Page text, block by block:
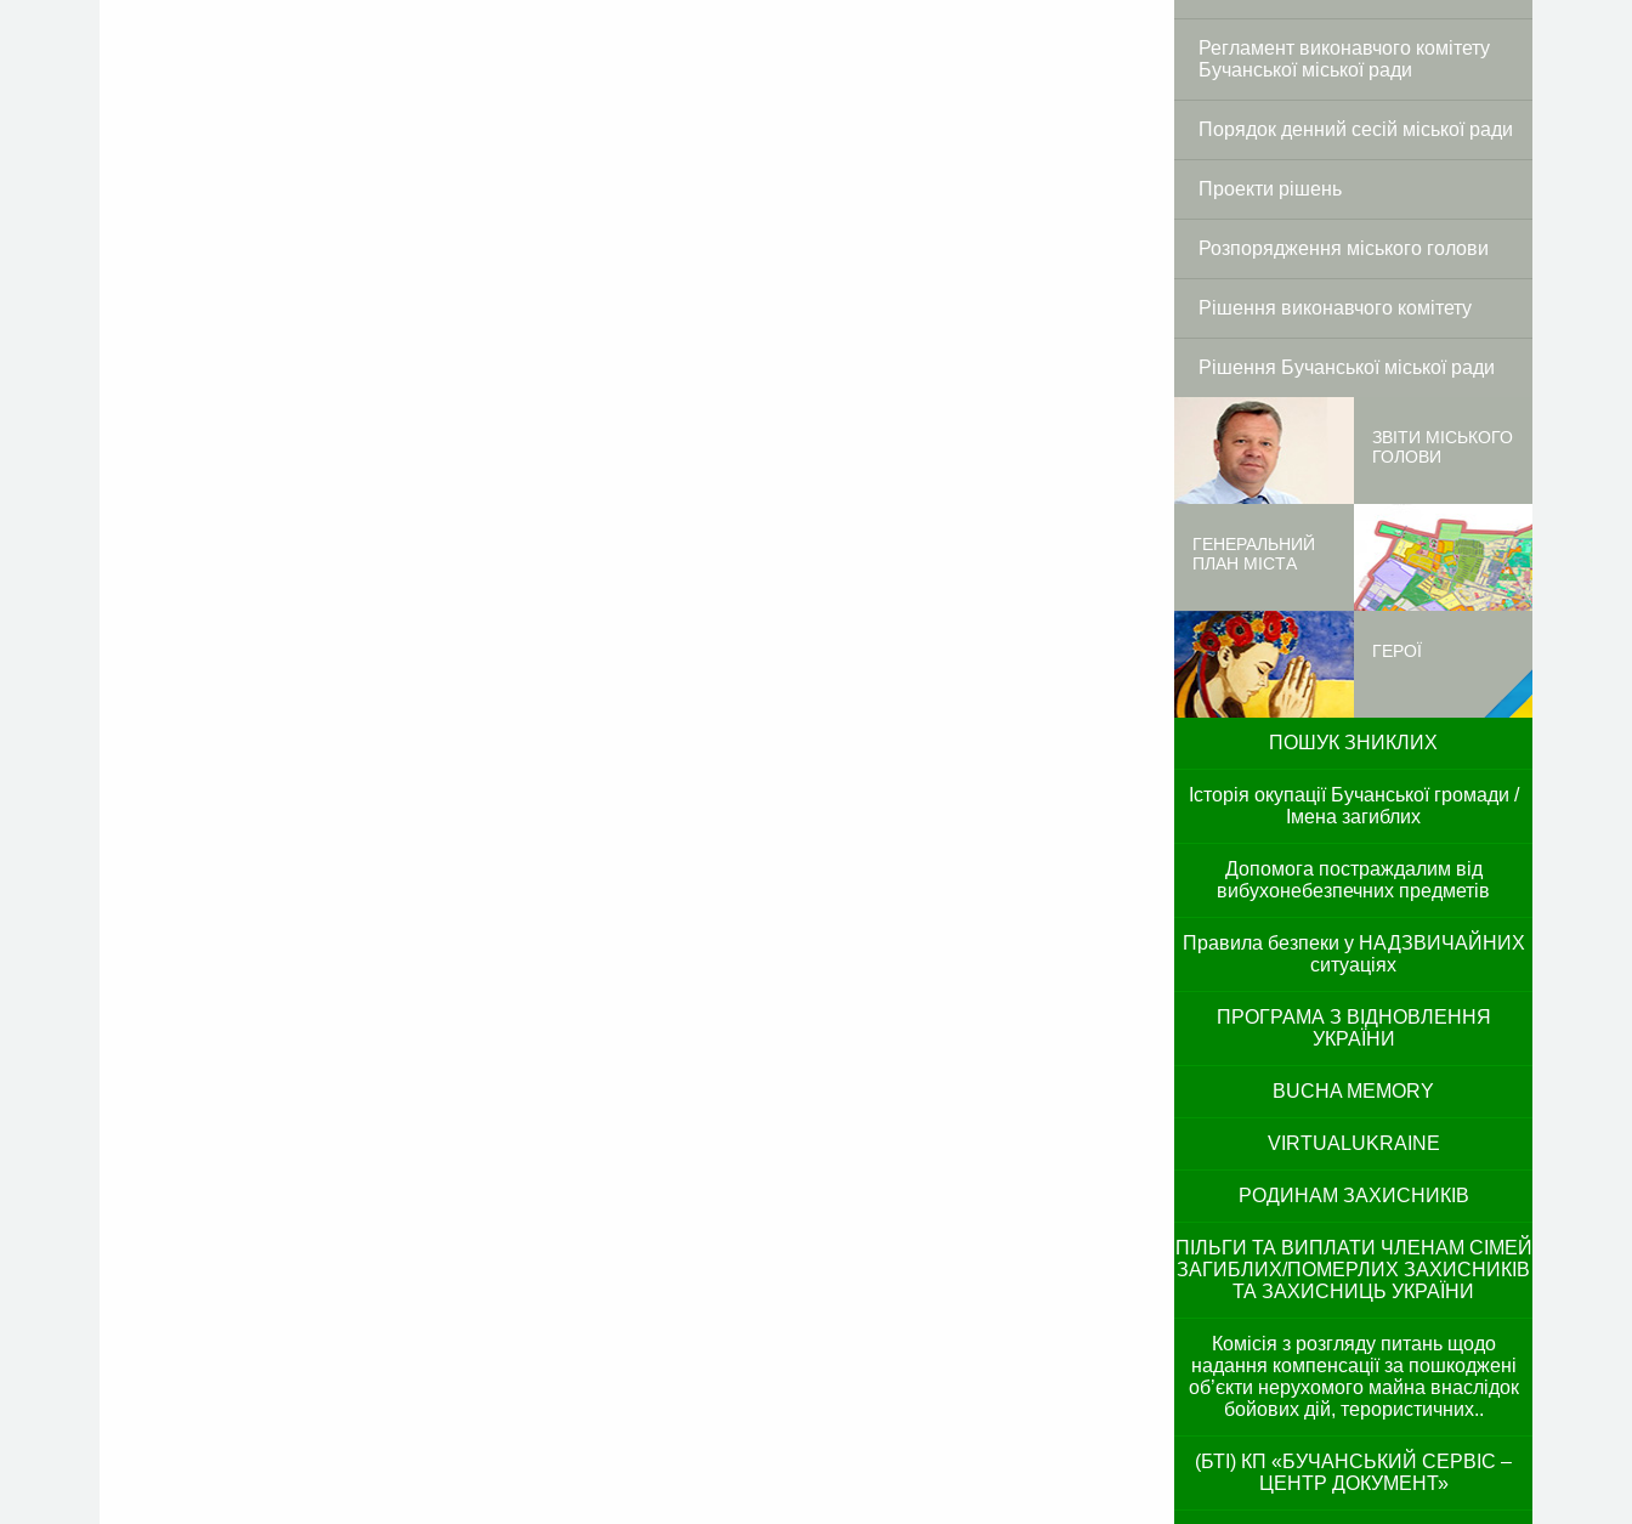
Регламент виконавчого комітету
Бучанської міської ради
Порядок денний сесій міської ради
Проекти рішень
Розпорядження міського голови
Рішення виконавчого комітету
Рішення Бучанської міської ради
ЗВІТИ МІСЬКОГО
ГОЛОВИ
ГЕНЕРАЛЬНИЙ
ПЛАН МІСТА
ГЕРОЇ
ПОШУК ЗНИКЛИХ
Історія окупації Бучанської громади /
Імена загиблих
Допомога постраждалим від
вибухонебезпечних предметів
Правила безпеки у НАДЗВИЧАЙНИХ
ситуаціях
ПРОГРАМА З ВІДНОВЛЕННЯ
УКРАЇНИ
BUCHA MEMORY
VIRTUALUKRAINE
РОДИНАМ ЗАХИСНИКІВ
ПІЛЬГИ ТА ВИПЛАТИ ЧЛЕНАМ СІМЕЙ
ЗАГИБЛИХ/ПОМЕРЛИХ ЗАХИСНИКІВ
ТА ЗАХИСНИЦЬ УКРАЇНИ
Комісія з розгляду питань щодо
надання компенсації за пошкоджені
об’єкти нерухомого майна внаслідок
бойових дій, терористичних..
(БТІ) КП «БУЧАНСЬКИЙ СЕРВІС –
ЦЕНТР ДОКУМЕНТ»